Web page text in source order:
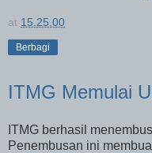
at 15.25.00
Berbagi
ITMG Memulai
ITMG berhasil
Penembusan ini